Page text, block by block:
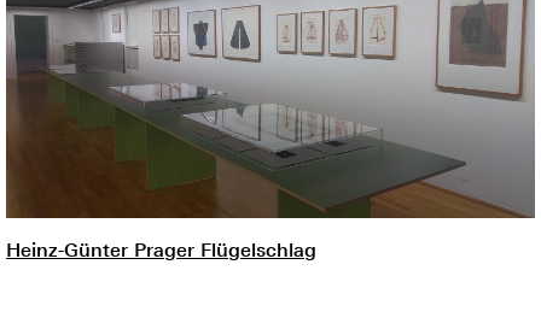
Heinz-Günter Prager Flügelschlag